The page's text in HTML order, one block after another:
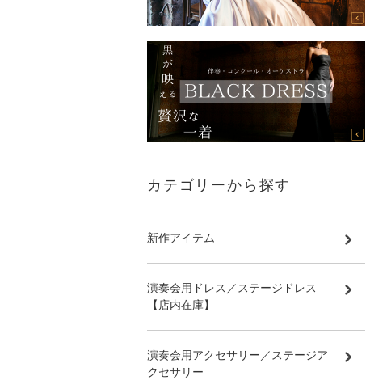
カテゴリーから探す
新作アイテム
演奏会用ドレス／ステージドレス
【店内在庫】
演奏会用アクセサリー／ステージア
クセサリー